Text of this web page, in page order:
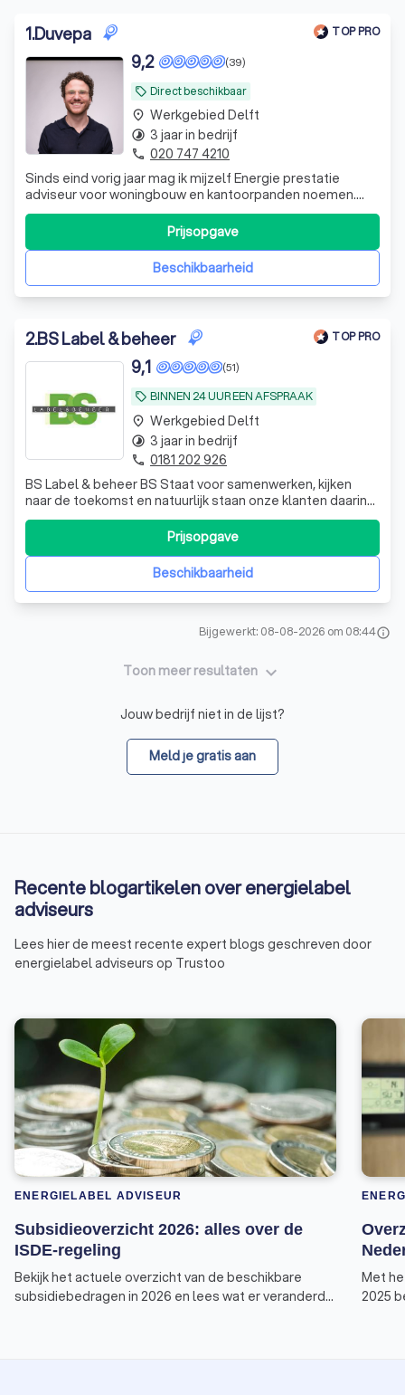
1.Duvepa TOP PRO
local_offer Direct beschikbaar
(39)
9,2
Sinds eind vorig jaar mag ik mijzelf Energie prestatie
adviseur voor woningbouw en kantoorpanden noemen.
Wilt u graag een energielabel label hebben, neem dan
vooral contact met mij op.
Beschikbaarheid
Prijsopgave
place Werkgebied Delft
timelapse 3 jaar in bedrijf
phone 020 747 4210
2.BS Label & beheer TOP PRO
local_offer BINNEN 24 UUR EEN AFSPRAAK
(51)
9,1
BS Label & beheer BS Staat voor samenwerken, kijken
naar de toekomst en natuurlijk staan onze klanten daarin
centraal. Gezamenlijk willen wij kijken met onze klanten
naar uw woning. Of het gaat om een energielabel voor het
verkopen van uw woning, of omdat u meer informatie wilt
voor het duurzaam reBeschikbaarheid
Prijsopgave
place Werkgebied Delft
timelapse 3 jaar in bedrijf
phone 0181 202 926
Bijgewerkt: 08-08-2026 om 08:44info
Toon meer resultaten keyboard_arrow_down
Jouw bedrijf niet in de lijst?
Meld je gratis aan
Recente blogartikelen over energielabel
adviseurs
Lees hier de meest recente expert blogs geschreven door
energielabel adviseurs op Trustoo
ENERGIELABEL ADVISEUR
Subsidieoverzicht 2026: alles over de
ISDE-regeling
Bekijk het actuele overzicht van de beschikbare
subsidiebedragen in 2026 en lees wat er veranderd
Met
2025